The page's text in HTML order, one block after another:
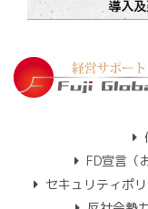
FD宣言（
セキュリティポ